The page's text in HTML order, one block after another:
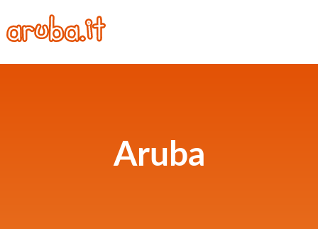
Aruba